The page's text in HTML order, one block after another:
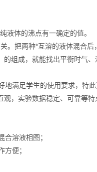
体的沸点有一确定的值。
把两种*互溶的液体混合后
组成，就能找出平衡时气
地满足学生的使用要求，特
，实验数据稳定、可靠等
溶液相图；
便；